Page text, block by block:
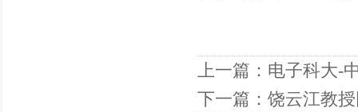
上一篇： 电子科大-
下一篇： 饶云江教